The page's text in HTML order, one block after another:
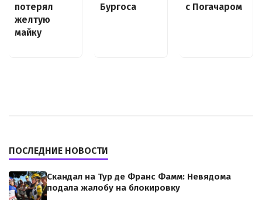
потерял
желтую
майку
Бургоса
с Погачаром
ПОСЛЕДНИЕ НОВОСТИ
Скандал на Тур де Франс Фамм: Невядома
подала жалобу на блокировку